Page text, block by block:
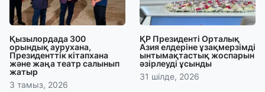
Қызылордада 300
орындық аурухана,
Президенттік кітапхана
және жаңа театр салынып
жатыр
3 тамыз, 2026
ҚР Президенті Орталық
Азия елдеріне ұзақмерзімді
ынтымақтастық жоспарын
әзірлеуді ұсынды
31 шілде, 2026